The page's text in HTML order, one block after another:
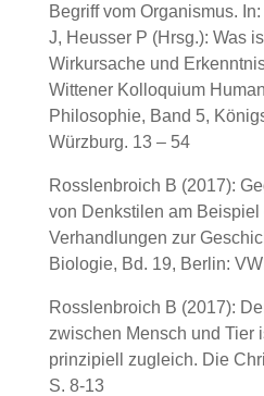
Begriff vom Organismus.
J, Heusser P (Hrsg.): Was
Wirkursache und
Wittener Kolloquium
Philosophie, Band 5,
Würzburg. 13 – 54
Rosslenbroich B (2017):
von Denkstilen am
Verhandlungen zur
Biologie, Bd. 19, Berlin:
Rosslenbroich B (2017):
zwischen Mensch und Tier
prinzipiell zugleich. Die
S. 8-13